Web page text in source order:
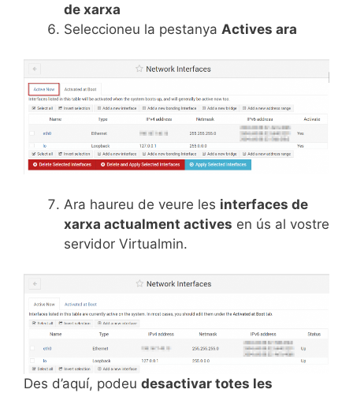
de xarxa
Seleccioneu la pestanya Actives ara
Ara haureu de veure les interfaces de
xarxa actualment actives en ús al vostre
servidor Virtualmin.
Des d’aquí, podeu desactivar totes les